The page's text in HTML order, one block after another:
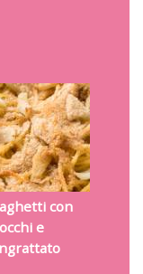
con
e